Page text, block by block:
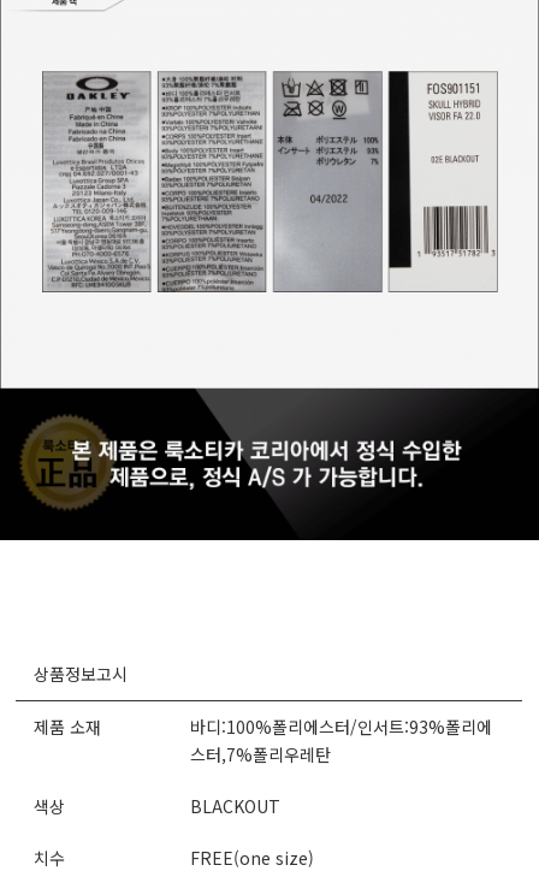
상품정보고시
제품 소재
바디:100%폴리에스터/인서트:93%폴리에
스터,7%폴리우레탄
색상 BLACKOUT
치수 FREE(one size)